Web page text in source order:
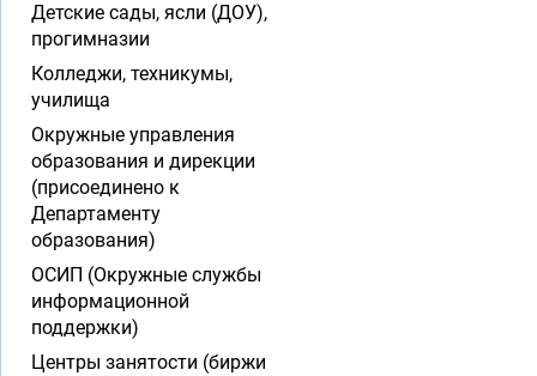
Детские сады, ясли (ДОУ),
прогимназии
Колледжи, техникумы,
училища
Окружные управления
образования и дирекции
(присоединено к
Департаменту
образования)
ОСИП (Окружные службы
информационной
поддержки)
Центры занятости (биржи